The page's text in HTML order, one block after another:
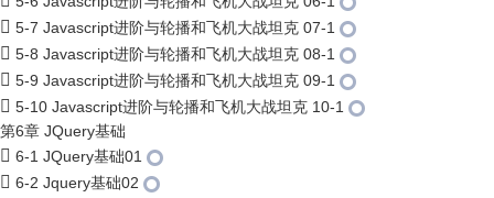
5-7 Javascript进阶与轮播和飞机大战坦克 07-1
5-8 Javascript进阶与轮播和飞机大战坦克 08-1
5-9 Javascript进阶与轮播和飞机大战坦克 09-1
5-10 Javascript进阶与轮播和飞机大战坦克 10-1
第6章 JQuery基础
6-1 JQuery基础01
6-2 Jquery基础02